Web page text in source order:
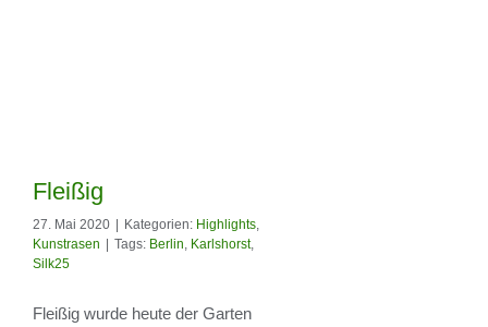
Fleißig
Fleißig
27. Mai 2020 Kategorien: Highlights,
Kunstrasen
Tags: Berlin, Karlshorst,
Silk25
Fleißig wurde heute der Garten